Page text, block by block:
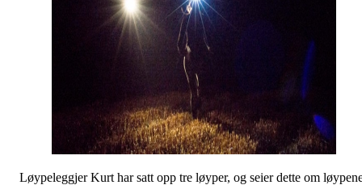
Løypeleggjer Kurt har satt opp tre løyper, og seier dette om